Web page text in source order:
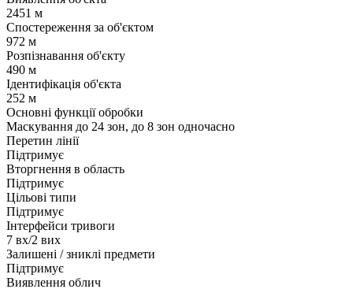
2451 м
Спостереження за об'єктом
972 м
Розпізнавання об'єкту
490 м
Ідентифікація об'єкта
252 м
Основні функції обробки
Маскування до 24 зон, до 8 зон одночасно
Перетин лінії
Підтримує
Вторгнення в область
Підтримує
Цільові типи
Підтримує
Інтерфейси тривоги
7 вх/2 вих
Залишені / зниклі предмети
Підтримує
Виявлення облич